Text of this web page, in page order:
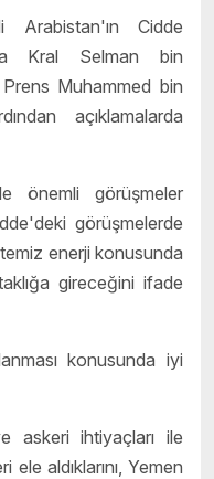
Arabistan'ın Cidde
Kral Selman bin
Muhammed bin
açıklamalarda
önemli görüşmeler
görüşmelerde
enerji konusunda
gireceğini ifade
konusunda iyi
askeri ihtiyaçları ile
aldıklarını, Yemen